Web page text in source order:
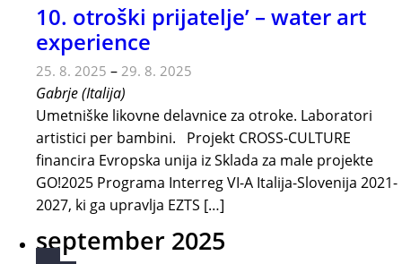
10. otroški prijatelje’ – water art
experience
25. 8. 2025 – 29. 8. 2025
Gabrje (Italija)
Umetniške likovne delavnice za otroke. Laboratori
artistici per bambini. Projekt CROSS-CULTURE
financira Evropska unija iz Sklada za male projekte
GO!2025 Programa Interreg VI-A Italija-Slovenija 2021-
2027, ki ga upravlja EZTS […]
september 2025